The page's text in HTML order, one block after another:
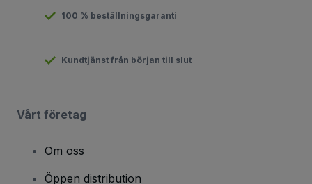
100 % beställningsgaranti
Kundtjänst från början till slut
Vårt företag
Om oss
Öppen distribution